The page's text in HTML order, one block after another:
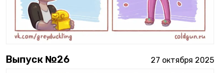
Выпуск №26 27 октября 2025